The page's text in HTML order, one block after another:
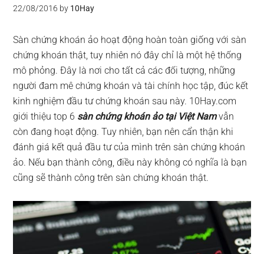
22/08/2016 by 10Hay
Sàn chứng khoán ảo hoạt động hoàn toàn giống với sàn
chứng khoán thật, tuy nhiên nó đây chỉ là một hệ thống
mô phỏng. Đây là nơi cho tất cả các đối tượng, những
người đam mê chứng khoán và tài chính học tập, đúc kết
kinh nghiệm đầu tư chứng khoán sau này. 10Hay.com
giới thiệu top 6 sàn chứng khoán ảo tại Việt Nam vẫn
còn đang hoạt động. Tuy nhiên, bạn nên cẩn thận khi
đánh giá kết quả đầu tư của mình trên sàn chứng khoán
ảo. Nếu bạn thành công, điều này không có nghĩa là bạn
cũng sẽ thành công trên sàn chứng khoán thật.